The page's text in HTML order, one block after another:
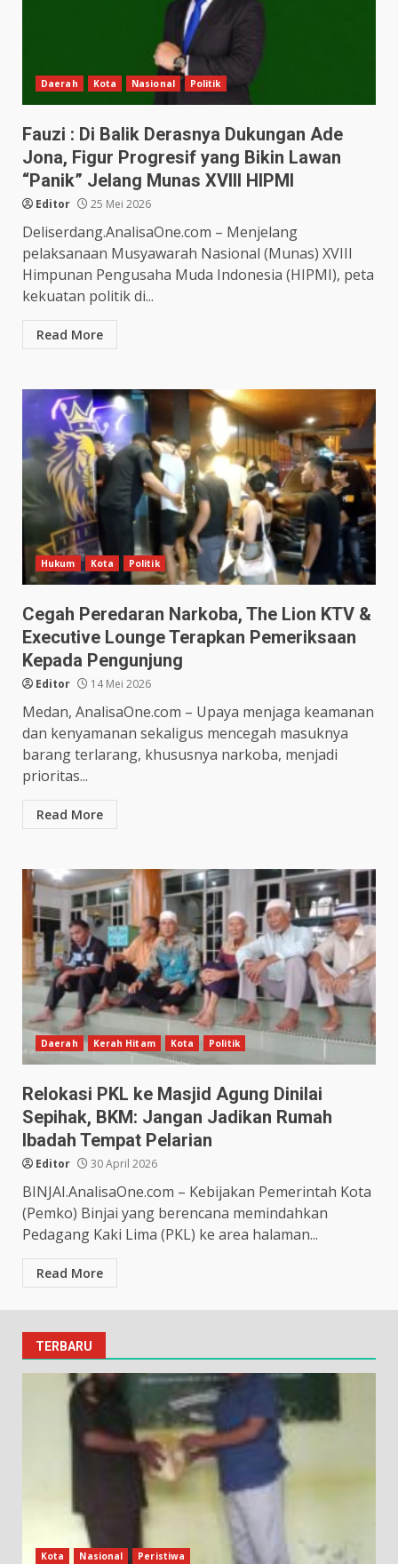
Daerah Kota Nasional Politik
Fauzi : Di Balik Derasnya Dukungan Ade
Jona, Figur Progresif yang Bikin Lawan
“Panik” Jelang Munas XVIII HIPMI
Editor 25 Mei 2026
Deliserdang.AnalisaOne.com – Menjelang
pelaksanaan Musyawarah Nasional (Munas) XVIII
Himpunan Pengusaha Muda Indonesia (HIPMI), peta
kekuatan politik di...
Read More
Hukum Kota Politik
Cegah Peredaran Narkoba, The Lion KTV &
Executive Lounge Terapkan Pemeriksaan
Kepada Pengunjung
Editor 14 Mei 2026
Medan, AnalisaOne.com – Upaya menjaga keamanan
dan kenyamanan sekaligus mencegah masuknya
barang terlarang, khususnya narkoba, menjadi
prioritas...
Read More
Daerah Kerah Hitam Kota Politik
Relokasi PKL ke Masjid Agung Dinilai
Sepihak, BKM: Jangan Jadikan Rumah
Ibadah Tempat Pelarian
Editor 30 April 2026
BINJAI.AnalisaOne.com – Kebijakan Pemerintah Kota
(Pemko) Binjai yang berencana memindahkan
Pedagang Kaki Lima (PKL) ke area halaman...
Read More
TERBARU
Kota Nasional Peristiwa